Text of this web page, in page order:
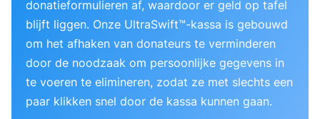
donatieformulieren af, waardoor er geld op tafel
blijft liggen. Onze UltraSwift™-kassa is gebouwd
om het afhaken van donateurs te verminderen
door de noodzaak om persoonlijke gegevens in
te voeren te elimineren, zodat ze met slechts een
paar klikken snel door de kassa kunnen gaan.